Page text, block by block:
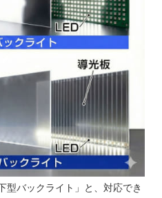
型バックライト」と、対応でき